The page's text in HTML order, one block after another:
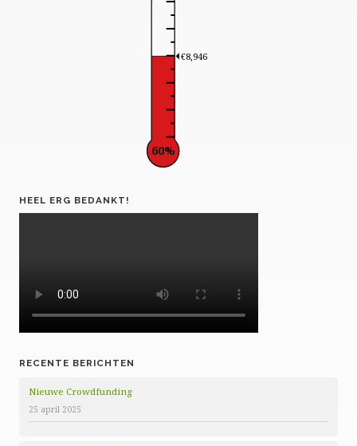
€8,946
60%
HEEL ERG BEDANKT!
RECENTE BERICHTEN
Nieuwe Crowdfunding
25 april 2025